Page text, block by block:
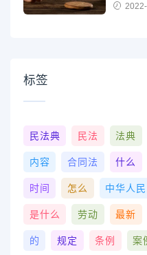
标签
民法典 民法 法典
内容 合同法 什么
时间 怎么 中华人民
是什么 劳动 最新
的 规定 条例 案